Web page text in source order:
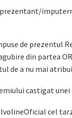
de prezentul
din partea
de a nu mai
castigat unei
cel